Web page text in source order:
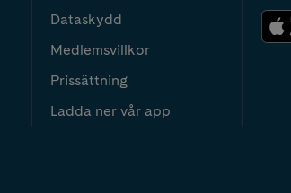
Dataskydd
Medlemsvillkor
Prissättning
Ladda ner vår app